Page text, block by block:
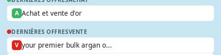
A Achat et vente d'or
DERNIÈRES OFFRESVENTE
V your premier bulk argan o...